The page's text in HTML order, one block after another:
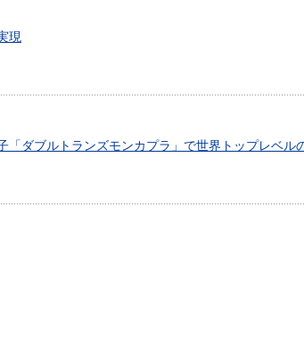
現
ダブルトランズモンカプラ」で世界トップレベル